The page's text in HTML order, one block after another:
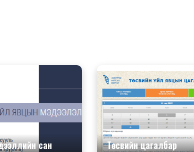
сан Төсвийн цагалбар